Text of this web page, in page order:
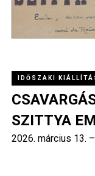
IDŐSZAKI
SZITTYA
2026. március 13. –